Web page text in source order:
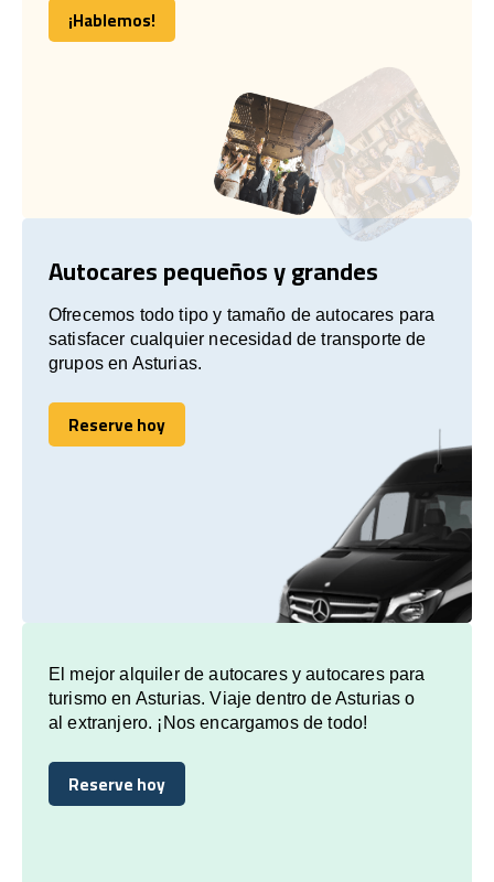
¡Hablemos!
¡Hablemos!
Autocares pequeños y grandes
Ofrecemos todo tipo y tamaño de autocares para
satisfacer cualquier necesidad de transporte de
grupos en Asturias.
Reserve hoy
Reserve hoy
El mejor alquiler de autocares y autocares para
turismo en Asturias. Viaje dentro de Asturias o
al extranjero. ¡Nos encargamos de todo!
Reserve hoy
Reserve hoy